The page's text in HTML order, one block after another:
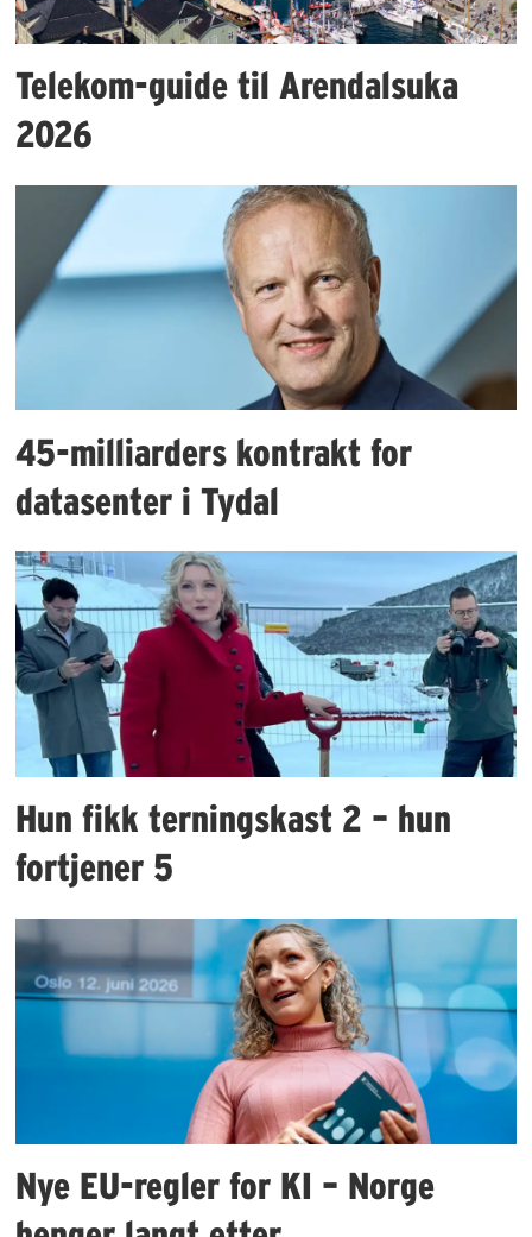
Telekom-guide til Arendalsuka
2026
45-milliarders kontrakt for
datasenter i Tydal
Hun fikk terningskast 2 – hun
fortjener 5
Nye EU-regler for KI – Norge